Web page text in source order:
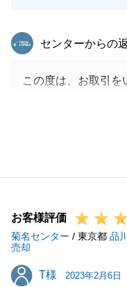
東急リバブル
センターからの
この度は、お取引を
たが、無事にお取
今後もご不明な点
ればと存じます。
お客様評価
菊名センター / 東京都 品
売却
T様
T様 2023年2月6日